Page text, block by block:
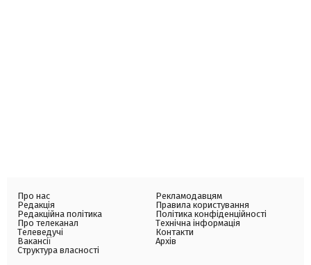
Про нас
Редакція
Редакційна політика
Про телеканал
Телеведучі
Вакансії
Структура власності
Рекламодавцям
Правила користування
Політика конфіденційності
Технічна інформація
Контакти
Архів